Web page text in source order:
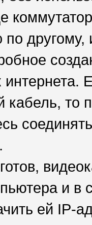
интернета.
кабель, то
и в
ей IP-